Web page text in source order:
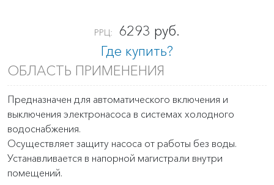
РРЦ:
6293 руб.
Где купить?
ОБЛАСТЬ ПРИМЕНЕНИЯ
Предназначен для автоматического включения и
выключения электронасоса в системах холодного
водоснабжения.
Осуществляет защиту насоса от работы без воды.
Устанавливается в напорной магистрали внутри
помещений.